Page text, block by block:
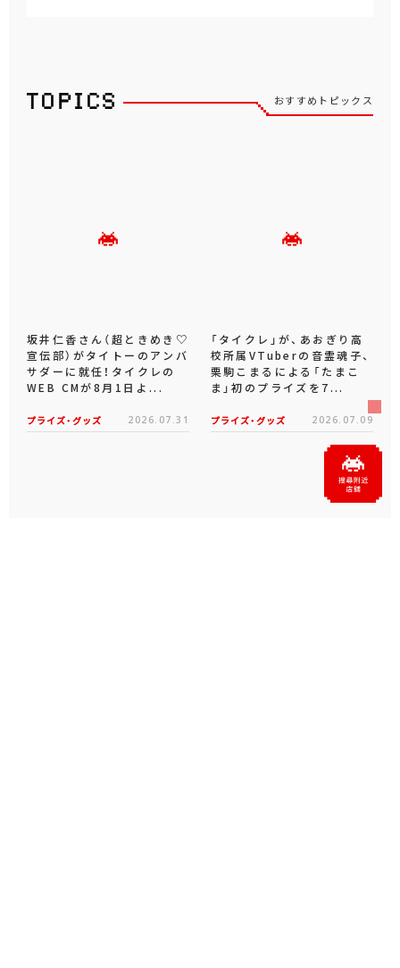
おすすめトピックス
坂井仁香さん（超ときめき♡
宣伝部）がタイトーのアンバ
サダーに就任！タイクレの
WEB CMが8月1日よ...
プライズ・グッズ 2026.07.31
「タイクレ」が、あおぎり高
校所属VTuberの音霊魂子、
栗駒こまるによる「たまこ
ま」初のプライズを7...
プライズ・グッズ 2026.07.09